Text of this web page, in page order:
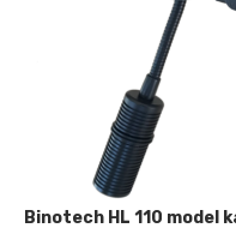
Binotech HL 110 model